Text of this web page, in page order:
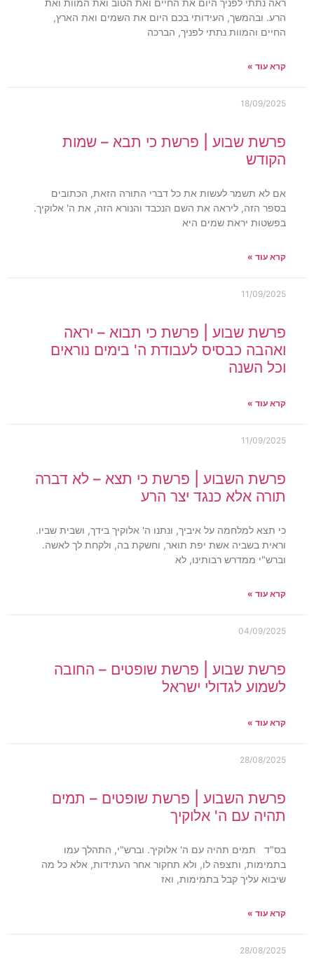
ראה נתתי לפניך היום את החיים ואת הטוב ואת המוות ואת
הרע. ובהמשך, העידותי בכם היום את השמים ואת הארץ,
החיים והמוות נתתי לפניך, הברכה
קרא עוד »
18/09/2025
פרשת שבוע | פרשת כי תבא – שמות
הקודש
אם לא תשמר לעשות את כל דברי התורה הזאת, הכתובים
בספר הזה, ליראה את השם הנכבד והנורא הזה, את ה' אלוקיך.
בפשטות יראת שמים היא
קרא עוד »
11/09/2025
פרשת שבוע | פרשת כי תבוא – יראה
ואהבה כבסיס לעבודת ה' בימים נוראים
וכל השנה
קרא עוד »
11/09/2025
פרשת השבוע | פרשת כי תצא – לא דברה
תורה אלא כנגד יצר הרע
כי תצא למלחמה על איביך, ונתנו ה' אלוקיך בידך, ושבית שביו.
וראית בשביה אשת יפת תואר, וחשקת בה, ולקחת לך לאשה.
וברש"י ממדרש רבותינו, לא
קרא עוד »
04/09/2025
פרשת שבוע | פרשת שופטים – החובה
לשמוע לגדולי ישראל
קרא עוד »
28/08/2025
פרשת השבוע | פרשת שופטים – תמים
תהיה עם ה' אלוקיך
בס"ד תמים תהיה עם ה' אלוקיך. וברש"י, התהלך עמו
בתמימות, ותצפה לו, ולא תחקור אחר העתידות, אלא כל מה
שיבוא עליך קבל בתמימות, ואז
קרא עוד »
28/08/2025